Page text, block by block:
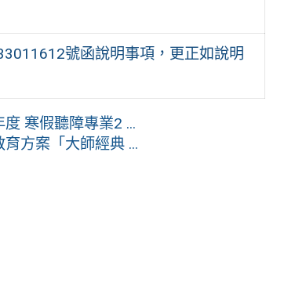
號函說明事項，更正如說明
寒假聽障專業2 ...
方案「大師經典 ...